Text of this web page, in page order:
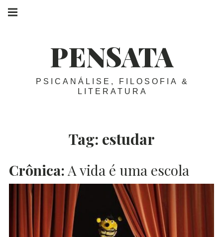
Skip
PENSATA
PSICANÁLISE, FILOSOFIA &
LITERATURA
navigation
Tag: estudar
Crônica: A vida é uma escola